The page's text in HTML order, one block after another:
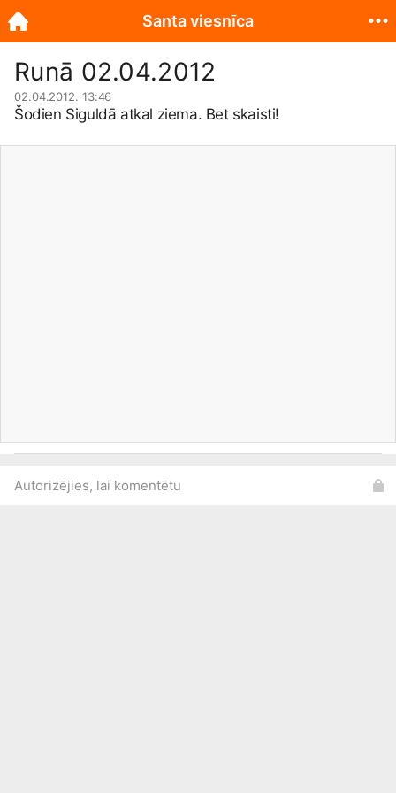
Runā 02.04.2012
02.04.2012. 13:46
Šodien Siguldā atkal ziema. Bet skaisti!
Autorizējies, lai komentētu
Santa viesnīca